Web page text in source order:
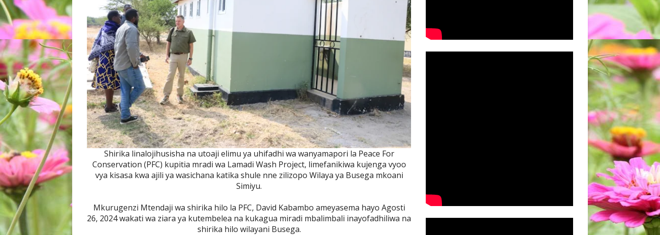
Shirika linalojihusisha na utoaji elimu ya uhifadhi wa wanyamapori la Peace For
Conservation (PFC) kupitia mradi wa Lamadi Wash Project, limefanikiwa kujenga vyoo
vya kisasa kwa ajili ya wasichana katika shule nne zilizopo Wilaya ya Busega mkoani
Simiyu.
Mkurugenzi Mtendaji wa shirika hilo la PFC, David Kabambo ameyasema hayo Agosti
26, 2024 wakati wa ziara ya kutembelea na kukagua miradi mbalimbali inayofadhiliwa na
shirika hilo wilayani Busega.